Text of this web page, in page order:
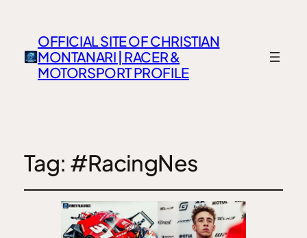
OFFICIAL SITE OF CHRISTIAN
MONTANARI | RACER &
MOTORSPORT PROFILE
Tag: #RacingNes